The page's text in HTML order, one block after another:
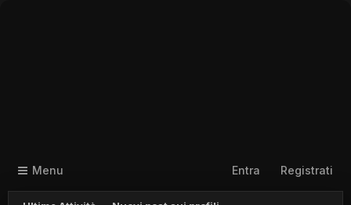
Menu Entra Registrati